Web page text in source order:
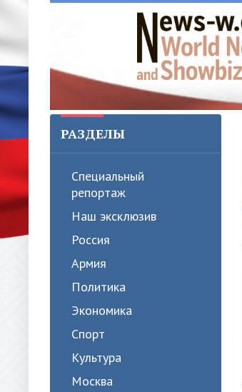
РАЗДЕЛЫ
Специальный
репортаж
Наш эксклюзив
Россия
Армия
Политика
Экономика
Спорт
Культура
Москва